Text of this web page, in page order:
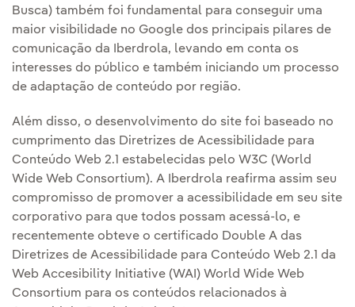
Busca) também foi fundamental para conseguir uma
maior visibilidade no Google dos principais pilares de
comunicação da Iberdrola, levando em conta os
interesses do público e também iniciando um processo
de adaptação de conteúdo por região.
Além disso, o desenvolvimento do site foi baseado no
cumprimento das Diretrizes de Acessibilidade para
Conteúdo Web 2.1 estabelecidas pelo W3C (World
Wide Web Consortium). A Iberdrola reafirma assim seu
compromisso de promover a acessibilidade em seu site
corporativo para que todos possam acessá-lo, e
recentemente obteve o certificado Double A das
Diretrizes de Acessibilidade para Conteúdo Web 2.1 da
Web Accesibility Initiative (WAI) World Wide Web
Consortium para os conteúdos relacionados à